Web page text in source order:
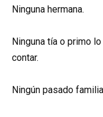
Ninguna hermana.
Ninguna tía o primo
contar.
Ningún pasado